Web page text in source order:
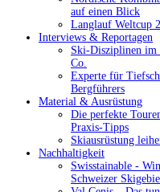
auf einen Blick
Langlauf Weltcup
Interviews & Reportagen
Ski-Disziplinen
Co.
Experte für
Bergführers
Material & Ausrüstung
Die perfekte
Praxis-Tipps
Skiausrüstung
Nachhaltigkeit
Swisstainable -
Schweizer